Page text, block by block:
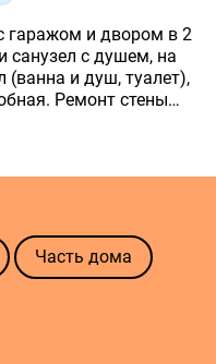
гаражом и двором в 2
санузел с душем, на
Ремонт стены
плитка. Хороший,
Часть дома